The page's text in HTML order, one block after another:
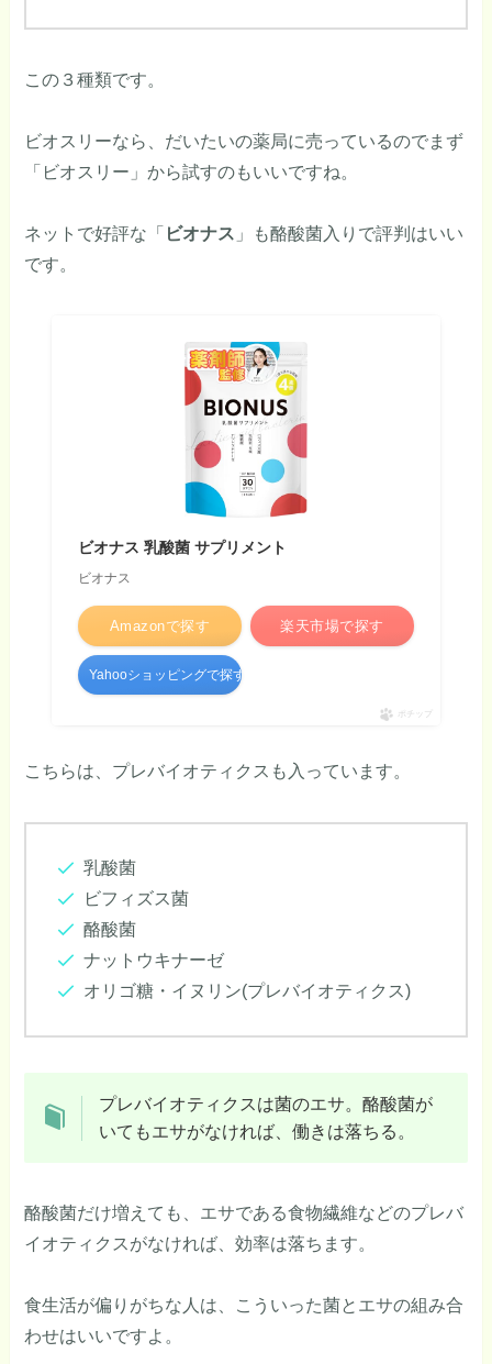
この３種類です。
ビオスリーなら、だいたいの薬局に売っているのでまず
「ビオスリー」から試すのもいいですね。
ネットで好評な「 ビオナス 」も酪酸菌入りで評判はいい
です。
ビオナス 乳酸菌 サプリメント
ビオナス
Amazonで探す 楽天市場で探す
Yahooショッピングで探す
ポチップ
こちらは、プレバイオティクスも入っています。
乳酸菌
ビフィズス菌
酪酸菌
ナットウキナーゼ
オリゴ糖・イヌリン(プレバイオティクス)
プレバイオティクスは菌のエサ。酪酸菌が
いてもエサがなければ、働きは落ちる。
酪酸菌だけ増えても、エサである食物繊維などのプレバ
イオティクスがなければ、効率は落ちます。
食生活が偏りがちな人は、こういった菌とエサの組み合
わせはいいですよ。